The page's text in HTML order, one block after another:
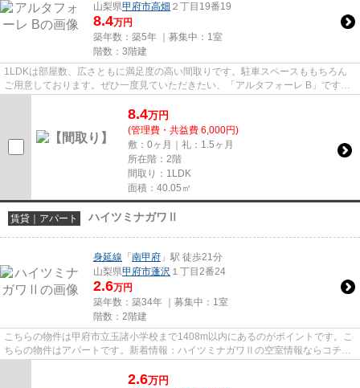
山梨県甲府市高畑 ２丁目19番19
8.4万円
築年数：築5年 ｜募集中： 1室
階数：3階建
1LDKは部屋数、広さともに満足度の高い間取りです。駐車スペースももちろん
ご用意しております。ぜひ一度見ていただきたい、「アルタフォーレ B」です。
8.4万円
(管理費・共益費 6,000円)
敷：0ヶ月｜礼：1.5ヶ月
所在階：2階
間取り：1LDK
面積：40.05㎡
賃貸｜アパート ハイツミナガワⅡ
身延線 「 南甲府 」駅 徒歩21分
山梨県甲府市蓬沢 １丁目2番24
2.6万円
築年数：築34年 ｜募集中： 1室
階数：2階建
こちらの物件は甲府市立玉諸小学校まで1408m以内にあるのがポイントです。こ
ちらの物件はアパートです。新着情報：ハイツミナガワⅡの空室情報ならコチ
2.6万円